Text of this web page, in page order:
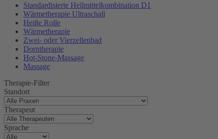
Standardisierte Heilmittelkombination D1
Wärmetherapie Ultraschall
Heiße Rolle
Wärmetherapie
Zwei- oder Vierzellenbad
Dorntherapie
Hot-Stone-Massage
Massage
Therapie-Filter
Standort
Therapeut
Sprache